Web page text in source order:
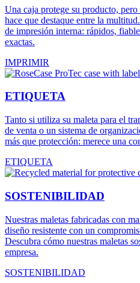
Una caja protege su producto,
hace que destaque entre la
de impresión interna: rápidos,
exactas.
IMPRIMIR
ETIQUETA
Tanto si utiliza su maleta para el
de venta o un sistema de
más que protección: merece una
ETIQUETA
SOSTENIBILIDAD
Nuestras maletas fabricadas con
diseño resistente con un
Descubra cómo nuestras maletas
empresa.
SOSTENIBILIDAD